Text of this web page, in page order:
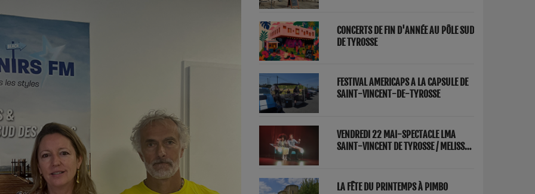
CONCERTS DE FIN D'ANNÉE AU PÔLE SUD
DE TYROSSE
FESTIVAL AMERICAPS A LA CAPSULE DE
SAINT-VINCENT-DE-TYROSSE
VENDREDI 22 MAI-SPECTACLE LMA
SAINT-VINCENT DE TYROSSE / MELISSA
LA FÊTE DU PRINTEMPS À PIMBO